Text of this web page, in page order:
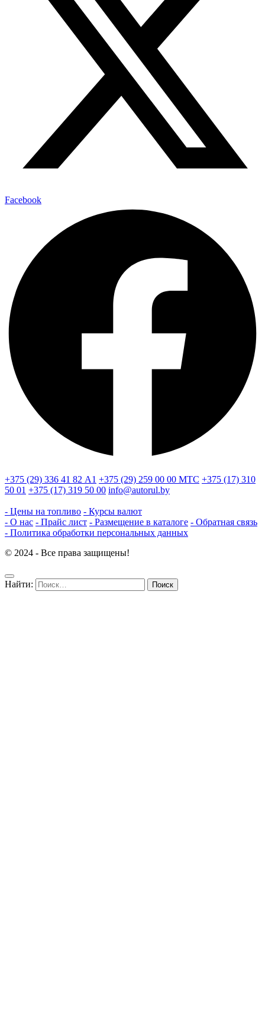
Facebook
+375 (29) 336 41 82 А1 +375 (29) 259 00 00 МТС +375 (17) 310
50 01 +375 (17) 319 50 00 info@autorul.by
- Цены на топливо - Курсы валют
- О нас - Прайс лист - Размещение в каталоге - Обратная связь
- Политика обработки персональных данных
© 2024 - Все права защищены!
Найти: